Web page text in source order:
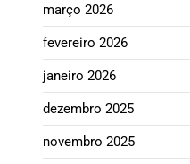
março 2026
fevereiro 2026
janeiro 2026
dezembro 2025
novembro 2025